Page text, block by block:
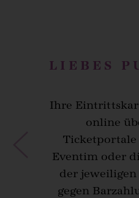
LIEBES
Ihre
online
Ticketportale
Eventim oder
der
gegen